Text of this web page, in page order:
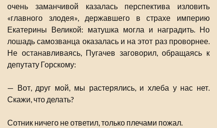
очень заманчивой казалась перспектива изловить
«главного злодея», державшего в страхе империю
Екатерины Великой: матушка могла и наградить. Но
лошадь самозванца оказалась и на этот раз проворнее.
Не останавливаясь, Пугачев заговорил, обращаясь к
депутату Горскому:
— Вот, друг мой, мы растерялись, и хлеба у нас нет.
Скажи, что делать?
Сотник ничего не ответил, только плечами пожал.